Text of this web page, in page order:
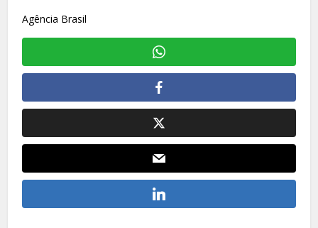
Agência Brasil